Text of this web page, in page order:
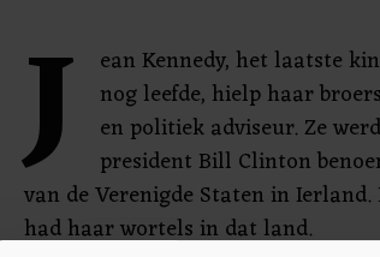
J
ean Kennedy, het laatste
nog leefde, hielp haar
en politiek adviseur. Ze
president Bill Clinton
van de Verenigde Staten in Ierland.
had haar wortels in dat land.